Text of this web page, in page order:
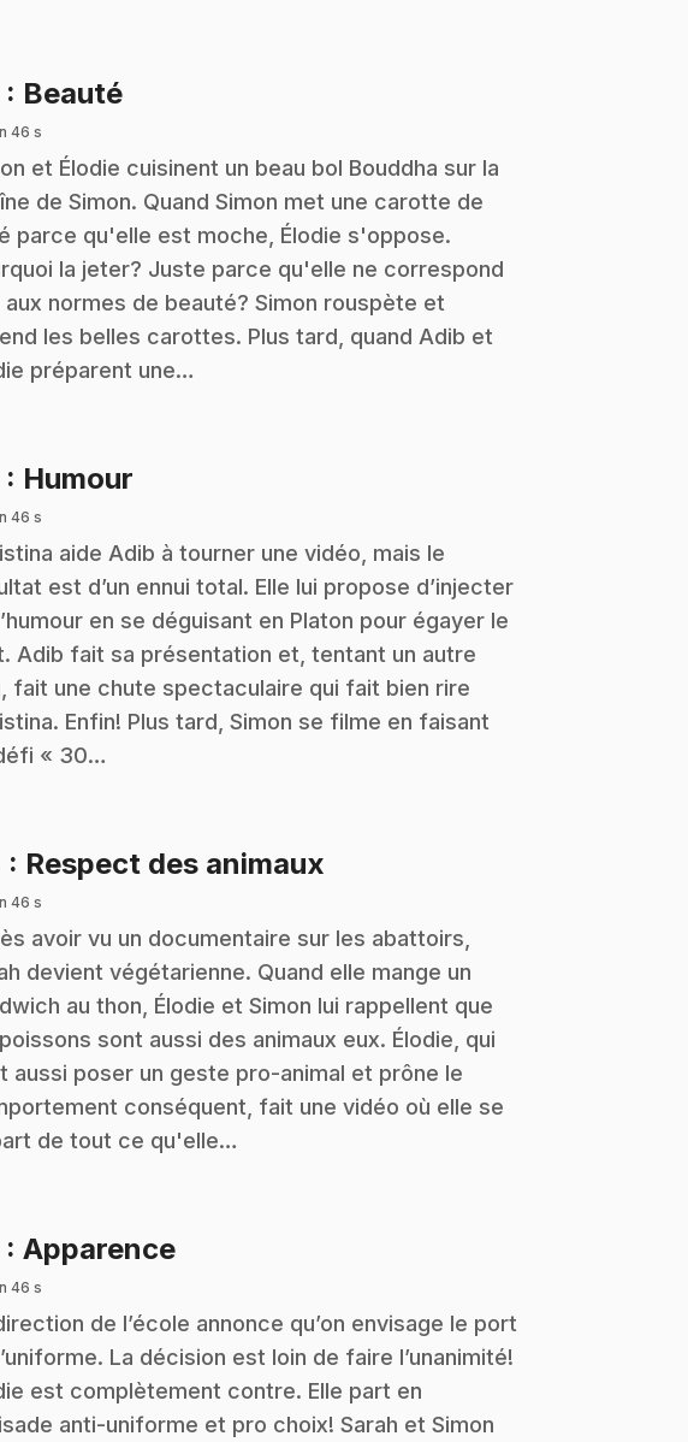
: Beauté.
46 s
et Élodie cuisinent un beau bol Bouddha sur la
de Simon. Quand Simon met une carotte de
parce qu'elle est moche, Élodie s'oppose.
la jeter? Juste parce qu'elle ne correspond
aux normes de beauté? Simon rouspète et
les belles carottes. Plus tard, quand Adib et
préparent une…
: Humour
46 s
aide Adib à tourner une vidéo, mais le
est d’un ennui total. Elle lui propose d’injecter
en se déguisant en Platon pour égayer le
Adib fait sa présentation et, tentant un autre
fait une chute spectaculaire qui fait bien rire
Enfin! Plus tard, Simon se filme en faisant
« 30…
: Respect des animaux
46 s
avoir vu un documentaire sur les abattoirs,
devient végétarienne. Quand elle mange un
au thon, Élodie et Simon lui rappellent que
sont aussi des animaux eux. Élodie, qui
aussi poser un geste pro-animal et prône le
conséquent, fait une vidéo où elle se
de tout ce qu'elle…
: Apparence.
46 s
de l’école annonce qu’on envisage le port
La décision est loin de faire l’unanimité!
est complètement contre. Elle part en
anti-uniforme et pro choix! Sarah et Simon